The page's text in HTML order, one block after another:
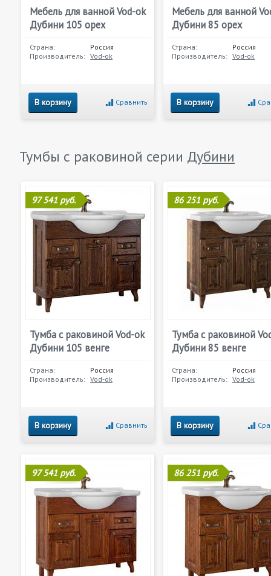
Мебель для ванной Vod-ok
Дубини 105 орех
Страна:
Россия
Производитель: Vod-ok
В корзину Сравнить
Мебель для ванной
Дубини 85 орех
Страна:
Россия
Производитель: Vod-ok
В корзину
Тумбы с раковиной серии Дубини
97 541 руб.
Тумба с раковиной Vod-ok
Дубини 105 венге
Страна:
Россия
Производитель: Vod-ok
В корзину Сравнить
86 251 руб.
Тумба с раковиной
Дубини 85 венге
Страна:
Россия
Производитель: Vod-ok
В корзину
97 541 руб. 86 251 руб.